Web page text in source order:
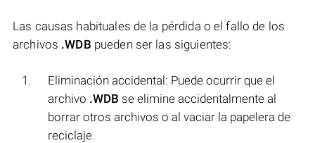
Las causas habituales de la pérdida o el fallo de los
archivos .WDB pueden ser las siguientes:
Eliminación accidental: Puede ocurrir que el
archivo .WDB se elimine accidentalmente al
borrar otros archivos o al vaciar la papelera de
reciclaje.